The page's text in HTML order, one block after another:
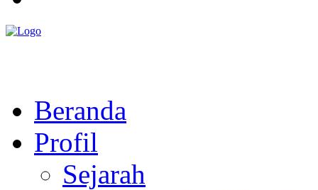
Beranda
Profil
Sejarah